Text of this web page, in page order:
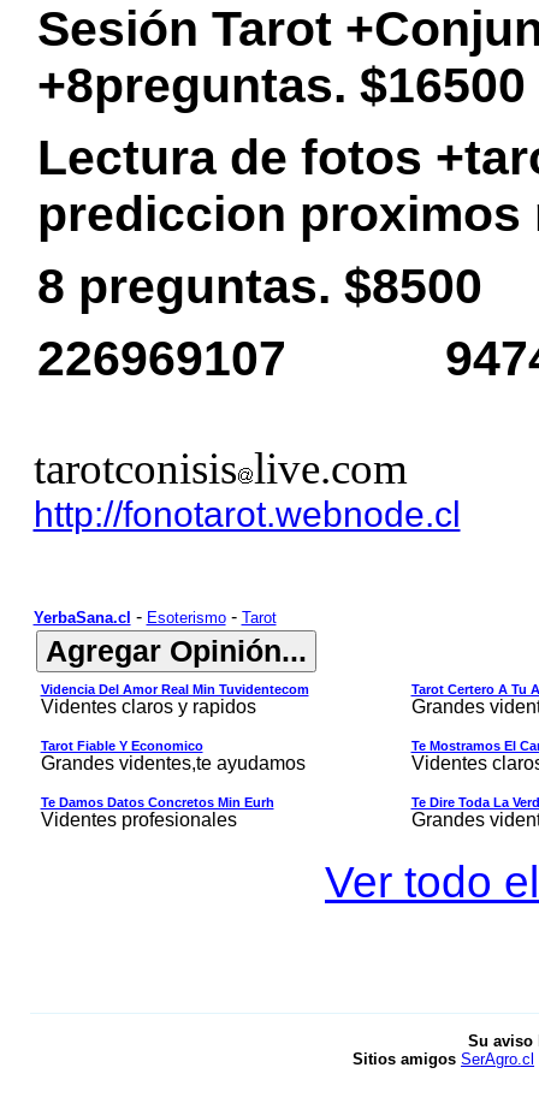
Sesión Tarot
+8preguntas. $16500
Lectura de fotos
prediccion proximos
8 preguntas. $8500
226969107
tarotconisis live.com
http://fonotarot.webnode.cl
YerbaSana.cl - Esoterismo- Tarot
Videncia Del Amor Real Min Tuvidentecom
Videntes claros y rapidos
Tarot Certero A Tu
Grandes
Tarot Fiable Y Economico
Grandes videntes,te ayudamos
Te Mostramos El
Videntes
Te Damos Datos Concretos Min Eurh
Videntes profesionales
Te Dire Toda La
Grandes
Ver todo
Su
Sitios amigos SerAgro.cl